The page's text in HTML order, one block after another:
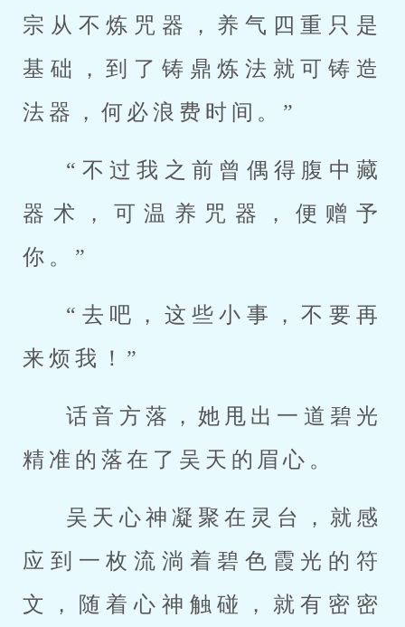
宗从不炼咒器，养气四重只是
基础，到了铸鼎炼法就可铸造
法器，何必浪费时间。”
“不过我之前曾偶得腹中藏
器术，可温养咒器，便赠予
你。”
“去吧，这些小事，不要再
来烦我！”
话音方落，她甩出一道碧光
精准的落在了吴天的眉心。
吴天心神凝聚在灵台，就感
应到一枚流淌着碧色霞光的符
文，随着心神触碰，就有密密